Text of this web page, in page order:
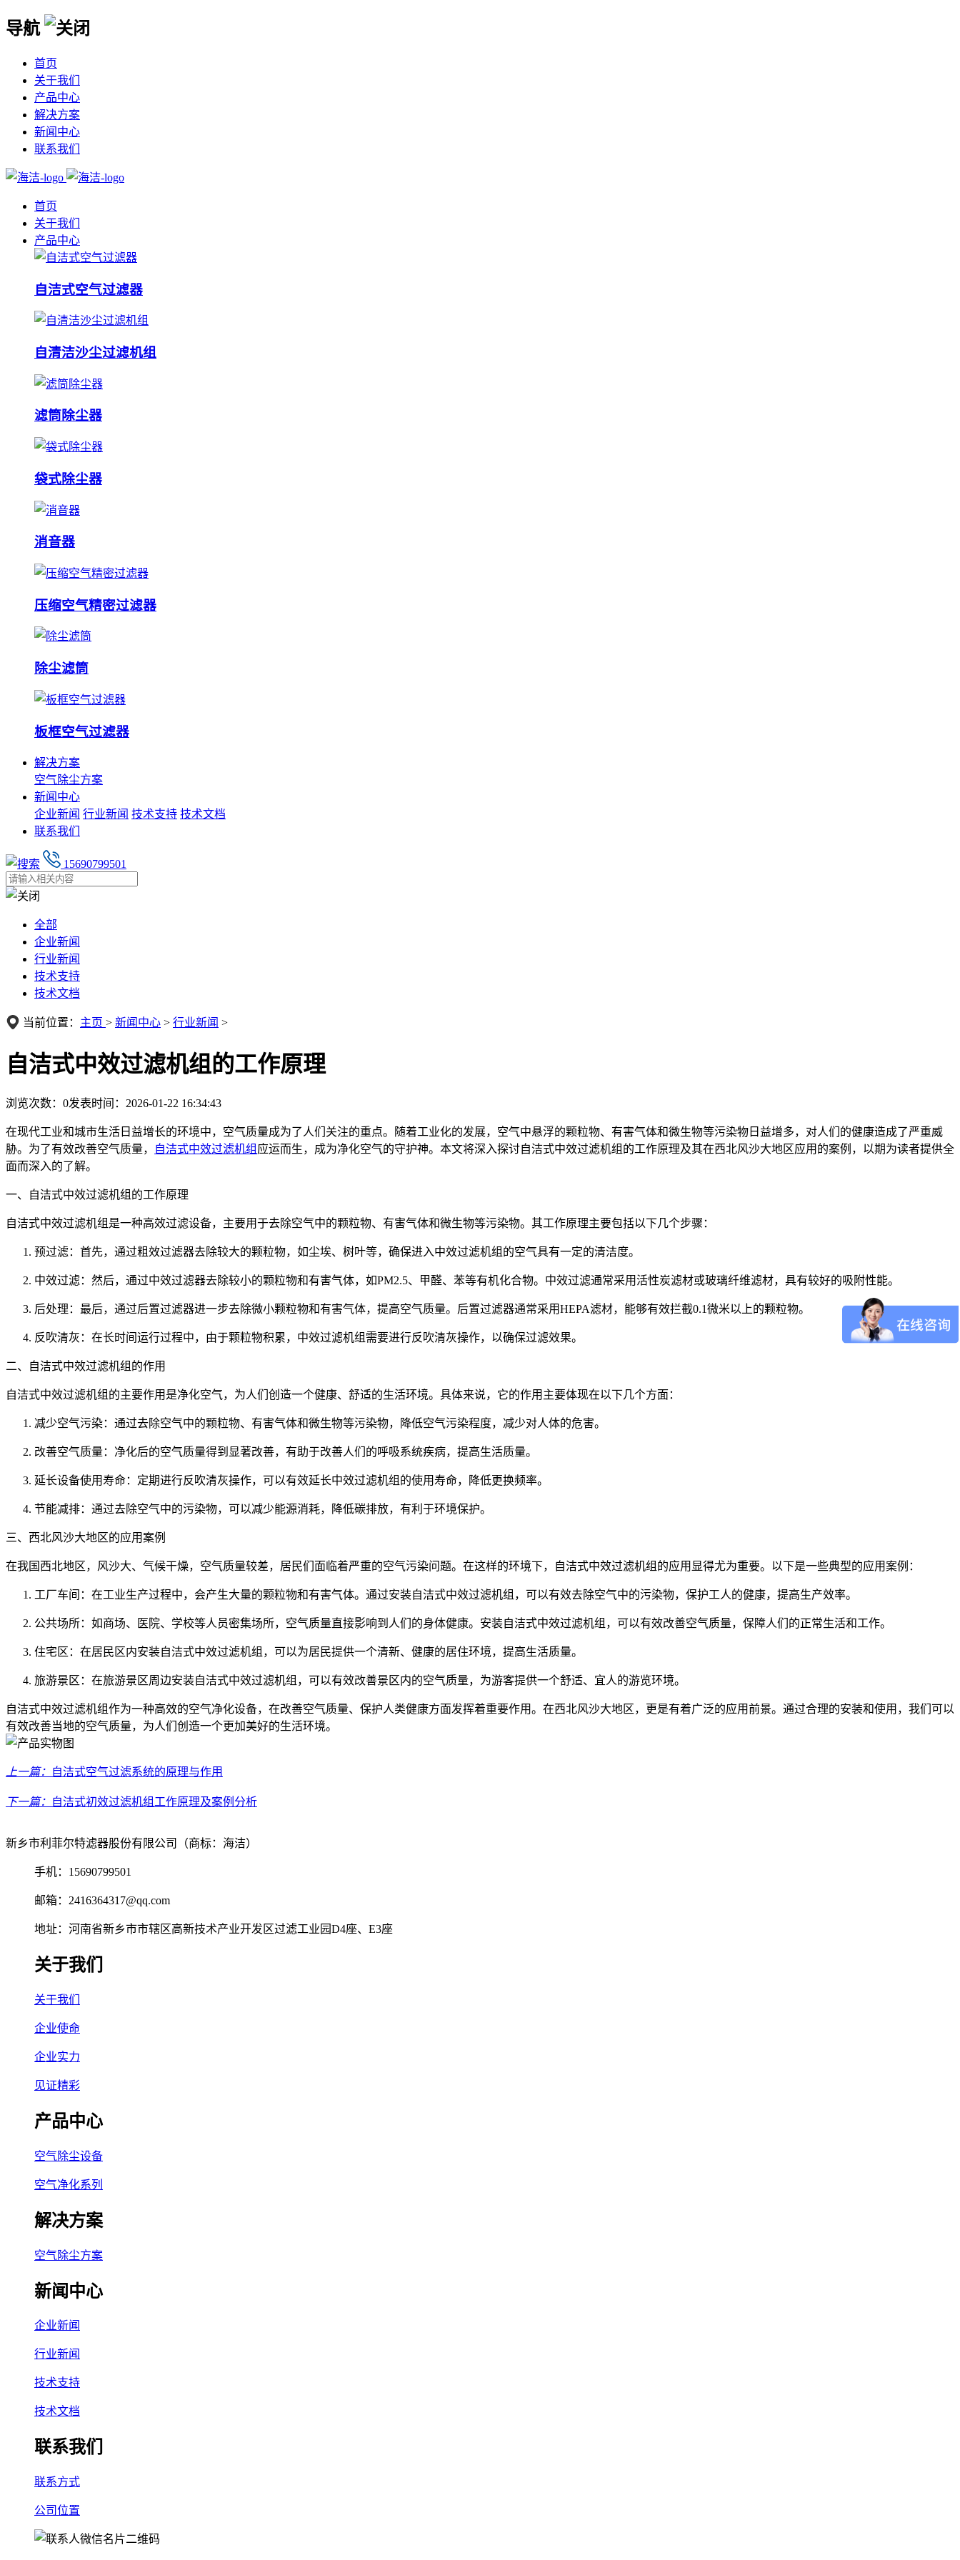
导航
首页
关于我们
产品中心
解决方案
新闻中心
联系我们
首页
关于我们
产品中心
自洁式空气过滤器
自清洁沙尘过滤机组
滤筒除尘器
袋式除尘器
消音器
压缩空气精密过滤器
除尘滤筒
板框空气过滤器
解决方案
空气除尘方案
新闻中心
企业新闻 行业新闻 技术支持 技术文档
联系我们
15690799501
全部
企业新闻
行业新闻
技术支持
技术文档
当前位置： 主页 > 新闻中心 > 行业新闻 >
自洁式中效过滤机组的工作原理
浏览次数： 0发表时间：2026-01-22 16:34:43
在现代工业和城市生活日益增长的环境中，空气质量成为了人们关注的重点。随着工业化的发展，空气中悬浮的颗粒物、有害气体和微生物等污染物日益增多，对人们的健康造成了严重威
胁。为了有效改善空气质量，
自洁式中效过滤机组 应运而生，成为净化空气的守护神。本文将深入探讨自洁式中效过滤机组的工作原理及其在西北风沙大地区应用的案例，以期为读者提供全
面而深入的了解。
一、自洁式中效过滤机组的工作原理
自洁式中效过滤机组是一种高效过滤设备，主要用于去除空气中的颗粒物、有害气体和微生物等污染物。其工作原理主要包括以下几个步骤：
预过滤：首先，通过粗效过滤器去除较大的颗粒物，如尘埃、树叶等，确保进入中效过滤机组的空气具有一定的清洁度。
中效过滤：然后，通过中效过滤器去除较小的颗粒物和有害气体，如PM2.5、甲醛、苯等有机化合物。中效过滤通常采用活性炭滤材或玻璃纤维滤材，具有较好的吸附性能。
后处理：最后，通过后置过滤器进一步去除微小颗粒物和有害气体，提高空气质量。后置过滤器通常采用HEPA滤材，能够有效拦截0.1微米以上的颗粒物。
反吹清灰：在长时间运行过程中，由于颗粒物积累，中效过滤机组需要进行反吹清灰操作，以确保过滤效果。
二、自洁式中效过滤机组的作用
自洁式中效过滤机组的主要作用是净化空气，为人们创造一个健康、舒适的生活环境。具体来说，它的作用主要体现在以下几个方面：
减少空气污染：通过去除空气中的颗粒物、有害气体和微生物等污染物，降低空气污染程度，减少对人体的危害。
改善空气质量：净化后的空气质量得到显著改善，有助于改善人们的呼吸系统疾病，提高生活质量。
延长设备使用寿命：定期进行反吹清灰操作，可以有效延长中效过滤机组的使用寿命，降低更换频率。
节能减排：通过去除空气中的污染物，可以减少能源消耗，降低碳排放，有利于环境保护。
三、西北风沙大地区的应用案例
在我国西北地区，风沙大、气候干燥，空气质量较差，居民们面临着严重的空气污染问题。在这样的环境下，自洁式中效过滤机组的应用显得尤为重要。以下是一些典型的应用案例：
工厂车间：在工业生产过程中，会产生大量的颗粒物和有害气体。通过安装自洁式中效过滤机组，可以有效去除空气中的污染物，保护工人的健康，提高生产效率。
公共场所：如商场、医院、学校等人员密集场所，空气质量直接影响到人们的身体健康。安装自洁式中效过滤机组，可以有效改善空气质量，保障人们的正常生活和工作。
住宅区：在居民区内安装自洁式中效过滤机组，可以为居民提供一个清新、健康的居住环境，提高生活质量。
旅游景区：在旅游景区周边安装自洁式中效过滤机组，可以有效改善景区内的空气质量，为游客提供一个舒适、宜人的游览环境。
自洁式中效过滤机组作为一种高效的空气净化设备，在改善空气质量、保护人类健康方面发挥着重要作用。在西北风沙大地区，更是有着广泛的应用前景。通过合理的安装和使用，我们可以
有效改善当地的空气质量，为人们创造一个更加美好的生活环境。
上一篇： 自洁式空气过滤系统的原理与作用
下一篇： 自洁式初效过滤机组工作原理及案例分析
新乡市利菲尔特滤器股份有限公司（商标：海洁）
手机：15690799501
邮箱：2416364317@qq.com
地址：河南省新乡市市辖区高新技术产业开发区过滤工业园D4座、E3座
关于我们
关于我们
企业使命
企业实力
见证精彩
产品中心
空气除尘设备
空气净化系列
解决方案
空气除尘方案
新闻中心
企业新闻
行业新闻
技术支持
技术文档
联系我们
联系方式
公司位置